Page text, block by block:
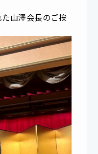
山澤会長のご挨